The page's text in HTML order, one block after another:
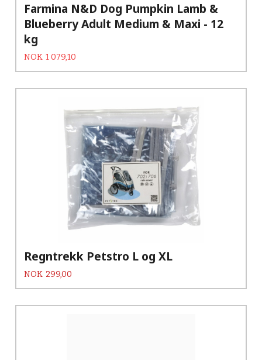
Farmina N&D Dog Pumpkin Lamb &
Blueberry Adult Medium & Maxi - 12
kg
Tilbud
NOK 1 079,10Rabatt
Regntrekk Petstro L og XL
Pris
NOK 299,00